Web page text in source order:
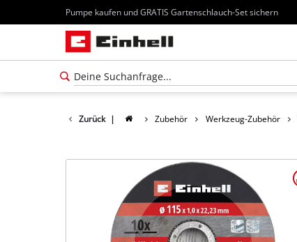
Pumpe kaufen und GRATIS Gartenschlauch-Set sichern
Zurück | Zubehör Werkzeug-Zubehör